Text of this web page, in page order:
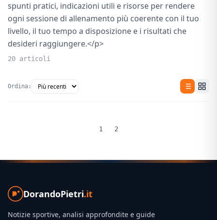
spunti pratici, indicazioni utili e risorse per rendere
ogni sessione di allenamento più coerente con il tuo
livello, il tuo tempo a disposizione e i risultati che
desideri raggiungere.</p>
20 articoli
Ordina:
1 2
DorandoPietri.it
Notizie sportive, analisi approfondite e guide